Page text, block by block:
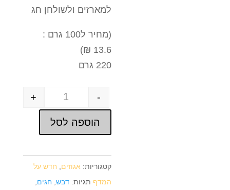
למארזים ולשולחן חג
(מחיר ל100 גרם :
13.6 ₪)
220 גרם
-
+
הוספה לסל
קטגוריות: אגוזים
חדש על
המדף תגיות:דבש חגים